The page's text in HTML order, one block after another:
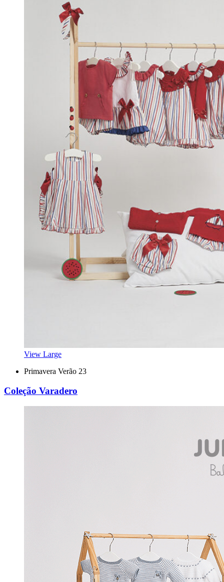
View Large
Primavera Verão 23
Coleção Varadero